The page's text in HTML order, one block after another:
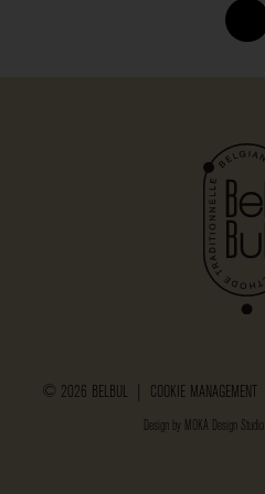
© 2026 BELBUL | COOKIE MANAGEMENT
Design by MOKA Design Studio